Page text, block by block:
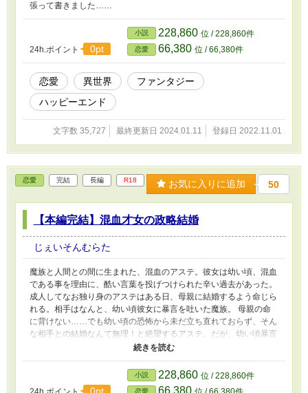
張って書きました……
24h.ポイント 0pt
小説 228,860 位 / 228,860件
恋愛 66,380 位 / 66,380件
恋愛 異世界
ファンタジー
ハッピーエンド
文字数 35,727 最終更新日 2024.01.11 登録日 2022.11.01
恋愛 完結 長編 R18 お気に入りに追加 50
【本編完結】混血才女の政略結婚
じぇいそんむらた
魔族と人間との間に生まれた、混血のアステ。彼女は幼い頃、混血
である事を理由に、酷い言葉を投げつけられた辛い過去があった。
成人してなお独り身のアステはある日、母親に結婚するよう命じら
れる。相手はなんと、幼い頃彼女に暴言を吐いた魔族。 母親の命
に背けない……でも幼い頃の恐怖から未だ立ち直れておらず、そん
な相手との結婚なんて無理！と絶望するアステ。だが、幼い頃暴言
を吐いていたはずの男の子は、なぜかアステに優しくて……。 ※
当作品は、別作品「魔王直下の相談室」スピンオフです（とあるキ
ャラの後日談） ※この作品単体でもお楽しみいただけます ※R18
の表現を軽く含む話には「*」、それよりも上のものには「**」を
小説 228,860 位 / 228,860件